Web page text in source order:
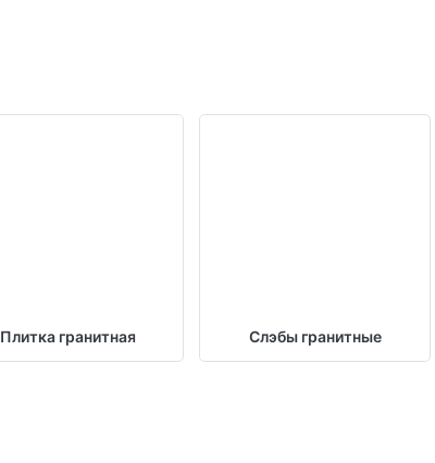
Плитка гранитная Слэбы гранитные